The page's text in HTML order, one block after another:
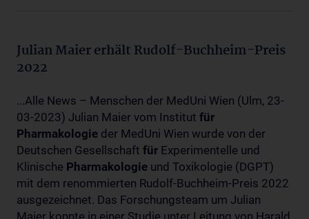
Julian Maier erhält Rudolf-Buchheim-Preis
2022
...Alle News – Menschen der MedUni Wien (Ulm, 23-
03-2023) Julian Maier vom Institut für
Pharmakologie der MedUni Wien wurde von der
Deutschen Gesellschaft für Experimentelle und
Klinische Pharmakologie und Toxikologie (DGPT)
mit dem renommierten Rudolf-Buchheim-Preis 2022
ausgezeichnet. Das Forschungsteam um Julian
Maier konnte in einer Studie unter Leitung von Harald